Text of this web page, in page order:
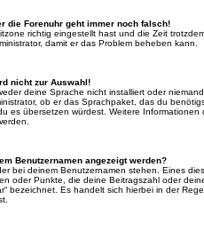
die Forenuhr geht immer noch falsch!
richtig eingestellt hast und die Zeit
damit er das Problem beheben kann.
nicht zur Auswahl!
deine Sprache nicht installiert oder
ob er das Sprachpaket, das du
es übersetzen würdest. Weitere
Benutzernamen angezeigt werden?
bei deinem Benutzernamen stehen. Eines
oder Punkte, die deine Beitragszahl oder
bezeichnet. Es handelt sich hierbei in der